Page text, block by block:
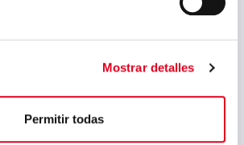
Mostrar detalles
Permitir todas
Bestimmungen zum Datenschutz
sie.